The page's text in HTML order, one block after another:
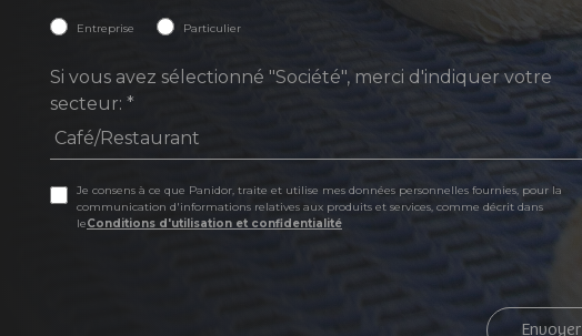
Entreprise Particulier
Si vous avez sélectionné "Société", merci d'indiquer votre
secteur: *
Je consens à ce que Panidor, traite et utilise mes données personnelles fournies, pour la
communication d'informations relatives aux produits et services, comme décrit dans
leConditions d'utilisation et confidentialité
Envoyer